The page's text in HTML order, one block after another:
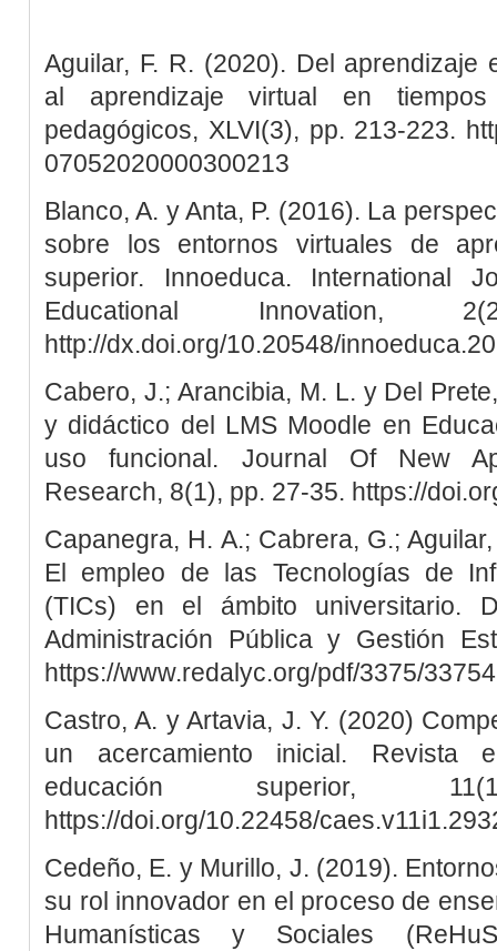
Aguilar, F. R. (2020). Del aprendizaje
al aprendizaje virtual en
pedagógicos, XLVI(3), pp. 213-223.
07052020000300213
Blanco, A. y Anta, P. (2016). La
sobre los entornos virtuales de
superior. Innoeduca. International
Educational Innovation,
http://dx.doi.org/10.20548/
Cabero, J.; Arancibia, M. L. y Del
y didáctico del LMS Moodle en
uso funcional. Journal Of New
Research, 8(1), pp. 27-35. https://
Capanegra, H. A.; Cabrera, G.;
El empleo de las Tecnologías de
(TICs) en el ámbito universitario.
Administración Pública y Gestión
https://www.redalyc.org/pdf/3375/
Castro, A. y Artavia, J. Y. (2020)
un acercamiento inicial. Revista
educación superior,
https://doi.org/10.22458/
Cedeño, E. y Murillo, J. (2019).
su rol innovador en el proceso de
Humanísticas y Sociales